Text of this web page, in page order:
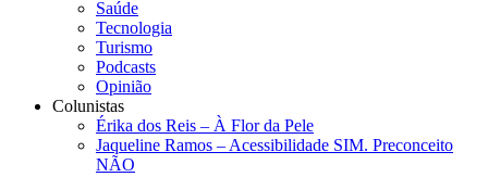
Saúde
Tecnologia
Turismo
Podcasts
Opinião
Colunistas
Érika dos Reis​ – À Flor da Pele
Jaqueline Ramos – Acessibilidade SIM. Preconceito
NÃO